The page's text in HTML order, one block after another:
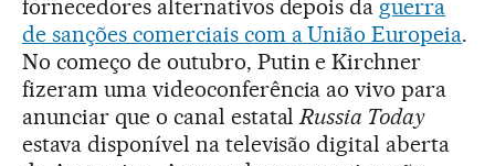
fornecedores alternativos depois da guerra
de sanções comerciais com a União Europeia.
No começo de outubro, Putin e Kirchner
fizeram uma videoconferência ao vivo para
anunciar que o canal estatalRussia Today
estava disponível na televisão digital aberta